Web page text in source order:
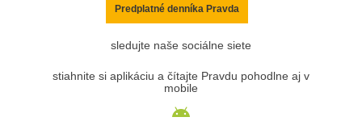
Predplatné denníka Pravda
sledujte naše sociálne siete
stiahnite si aplikáciu a čítajte Pravdu pohodlne aj v
mobile